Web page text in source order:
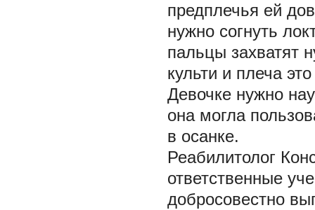
предплечья ей
нужно согнуть
пальцы захватят
культи и плеча
Девочке нужно
она могла
в осанке.
Реабилитолог
ответственные
добросовестно